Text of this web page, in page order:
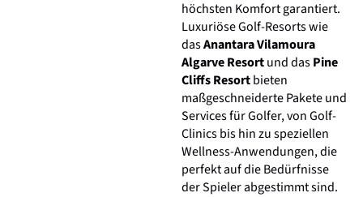
höchsten Komfort garantiert.
Luxuriöse Golf-Resorts wie
dasAnantara Vilamoura
Algarve Resortund dasPine
Cliffs Resortbieten
maßgeschneiderte Pakete und
Services für Golfer, von Golf-
Clinics bis hin zu speziellen
Wellness-Anwendungen, die
perfekt auf die Bedürfnisse
der Spieler abgestimmt sind.